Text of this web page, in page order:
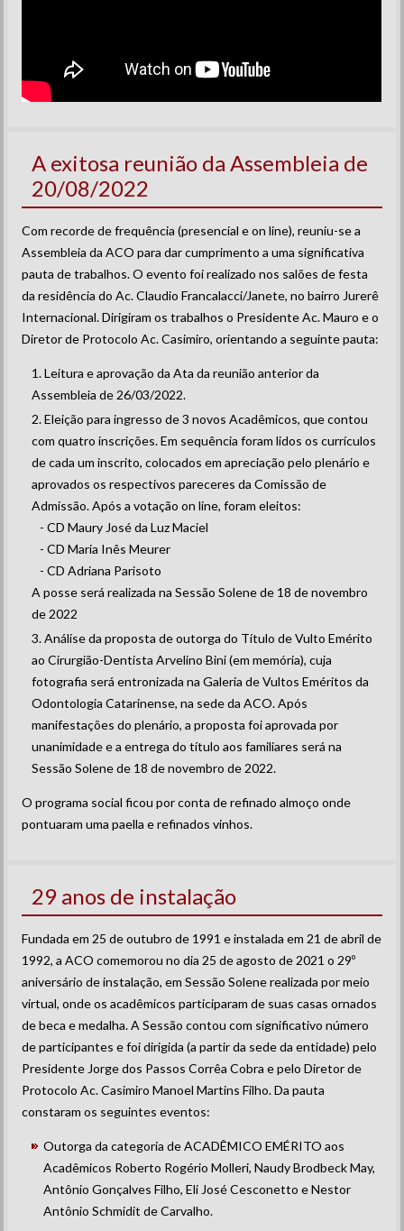
A exitosa reunião da Assembleia de
20/08/2022
Com recorde de frequência (presencial e on line), reuniu-se a
Assembleia da ACO para dar cumprimento a uma significativa
pauta de trabalhos. O evento foi realizado nos salões de festa
da residência do Ac. Claudio Francalacci/Janete, no bairro Jurerê
Internacional. Dirigiram os trabalhos o Presidente Ac. Mauro e o
Diretor de Protocolo Ac. Casimiro, orientando a seguinte pauta:
Leitura e aprovação da Ata da reunião anterior da
Assembleia de 26/03/2022.
Eleição para ingresso de 3 novos Acadêmicos, que contou
com quatro inscrições. Em sequência foram lidos os currículos
de cada um inscrito, colocados em apreciação pelo plenário e
aprovados os respectivos pareceres da Comissão de
Admissão. Após a votação on line, foram eleitos:
- CD Maury José da Luz Maciel
- CD Maria Inês Meurer
- CD Adriana Parisoto
A posse será realizada na Sessão Solene de 18 de novembro
de 2022
Análise da proposta de outorga do Título de Vulto Emérito
ao Cirurgião-Dentista Arvelino Bini (em memória), cuja
fotografia será entronizada na Galeria de Vultos Eméritos da
Odontologia Catarinense, na sede da ACO. Após
manifestações do plenário, a proposta foi aprovada por
unanimidade e a entrega do título aos familiares será na
Sessão Solene de 18 de novembro de 2022.
O programa social ficou por conta de refinado almoço onde
pontuaram uma paella e refinados vinhos.
29 anos de instalação
Fundada em 25 de outubro de 1991 e instalada em 21 de abril de
1992, a ACO comemorou no dia 25 de agosto de 2021 o 29º
aniversário de instalação, em Sessão Solene realizada por meio
virtual, onde os acadêmicos participaram de suas casas ornados
de beca e medalha. A Sessão contou com significativo número
de participantes e foi dirigida (a partir da sede da entidade) pelo
Presidente Jorge dos Passos Corrêa Cobra e pelo Diretor de
Protocolo Ac. Casimiro Manoel Martins Filho. Da pauta
constaram os seguintes eventos:
Outorga da categoria de ACADÊMICO EMÉRITO aos
Acadêmicos Roberto Rogério Molleri, Naudy Brodbeck May,
Antônio Gonçalves Filho, Eli José Cesconetto e Nestor
Antônio Schmidit de Carvalho.